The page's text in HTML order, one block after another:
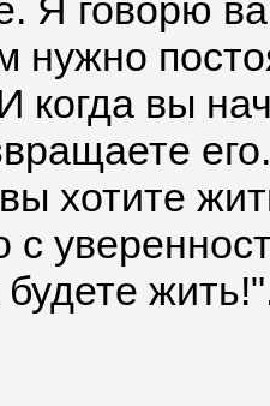
Я говорю
нужно
когда вы
хотите
с